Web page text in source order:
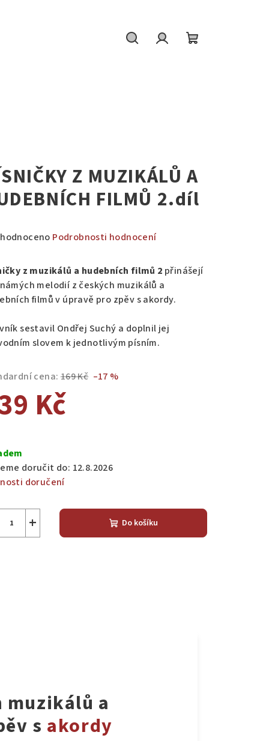
Z MUZIKÁLŮ A
FILMŮ 2.díl
Podrobnosti hodnocení
z muzikálů a hudebních filmů 2 přinášejí
melodií z českých muzikálů a
filmů v úpravě pro zpěv s akordy.
sestavil Ondřej Suchý a doplnil jej
slovem k jednotlivým písním.
cena: 169 Kč –17 %
Kč
doručit do: 12.8.2026
doručení
+ Do košíku
muzikálů a
s akordy